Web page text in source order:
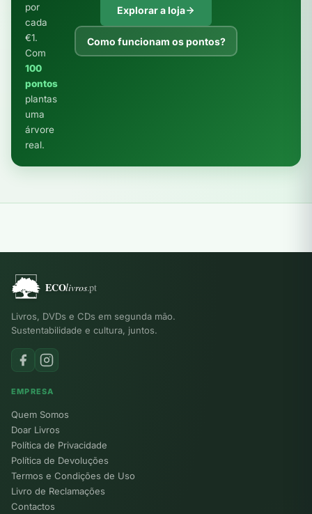
por
cada
€1.
Com
100
pontos
plantas
uma
árvore
real.
Explorar a loja
Como funcionam os pontos?
Livros, DVDs e CDs em segunda mão.
Sustentabilidade e cultura, juntos.
EMPRESA
Quem Somos
Doar Livros
Política de Privacidade
Política de Devoluções
Termos e Condições de Uso
Livro de Reclamações
Contactos